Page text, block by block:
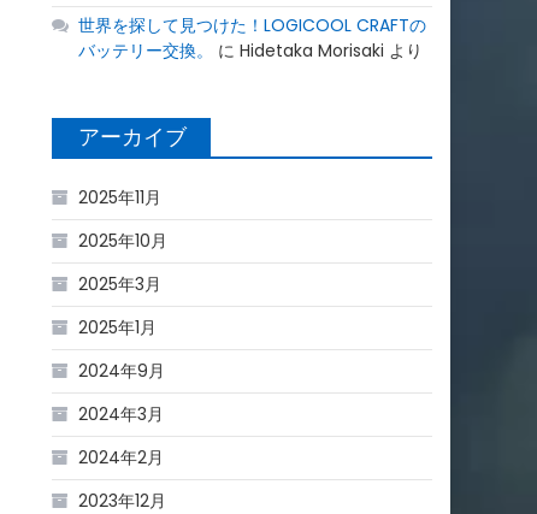
世界を探して見つけた！LOGICOOL CRAFTの
バッテリー交換。
にHidetaka Morisaki より
アーカイブ
2025年11月
2025年10月
2025年3月
2025年1月
2024年9月
2024年3月
2024年2月
2023年12月